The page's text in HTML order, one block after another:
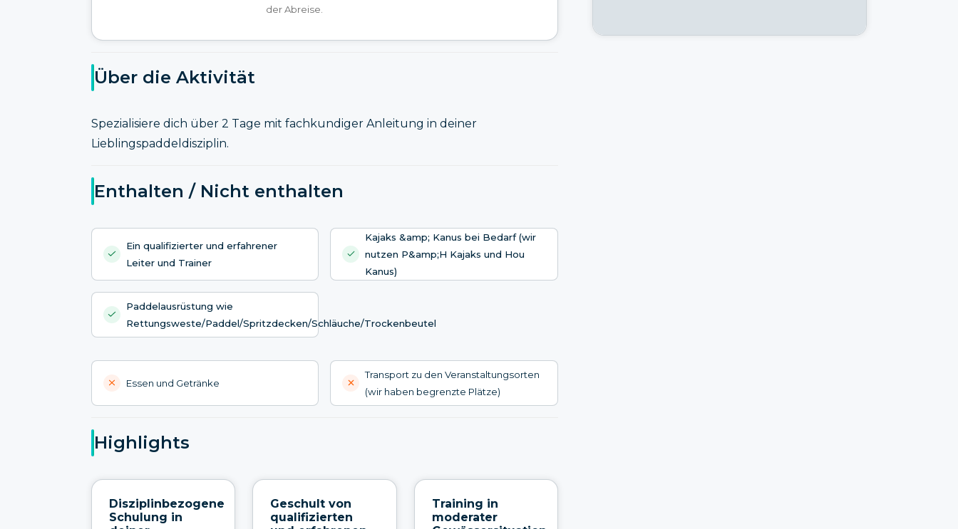
der Abreise.
Über die Aktivität
Spezialisiere dich über 2 Tage mit fachkundiger Anleitung in deiner
Lieblingspaddeldisziplin.
Enthalten / Nicht enthalten
Ein qualifizierter und erfahrener
Leiter und Trainer
Kajaks &amp; Kanus bei Bedarf (wir
nutzen P&amp;H Kajaks und Hou
Kanus)
Paddelausrüstung wie
Rettungsweste/Paddel/Spritzdecken/Schläuche/Trockenbeutel
Essen und Getränke
Transport zu den Veranstaltungsorten
(wir haben begrenzte Plätze)
Highlights
Disziplinbezogene
Schulung in
Geschult von
qualifizierten
Training in
moderater